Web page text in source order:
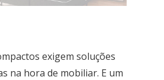
exigem soluções
na hora de mobiliar. E um